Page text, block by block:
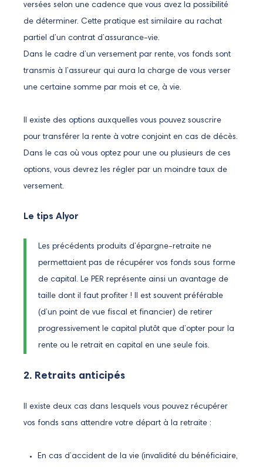
versées selon une cadence que vous avez la possibilité
de déterminer. Cette pratique est similaire au rachat
partiel d’un contrat d’assurance-vie.
Dans le cadre d’un versement par rente, vos fonds sont
transmis à l’assureur qui aura la charge de vous verser
une certaine somme par mois et ce, à vie.
Il existe des options auxquelles vous pouvez souscrire
pour transférer la rente à votre conjoint en cas de décès.
Dans le cas où vous optez pour une ou plusieurs de ces
options, vous devrez les régler par un moindre taux de
versement.
Le tips Alyor
Les précédents produits d’épargne-retraite ne
permettaient pas de récupérer vos fonds sous forme
de capital. Le PER représente ainsi un avantage de
taille dont il faut profiter ! Il est souvent préférable
(d’un point de vue fiscal et financier) de retirer
progressivement le capital plutôt que d’opter pour la
rente ou le retrait en capital en une seule fois.
2. Retraits anticipés
Il existe deux cas dans lesquels vous pouvez récupérer
vos fonds sans attendre votre départ à la retraite :
En cas d’accident de la vie (invalidité du bénéficiaire,